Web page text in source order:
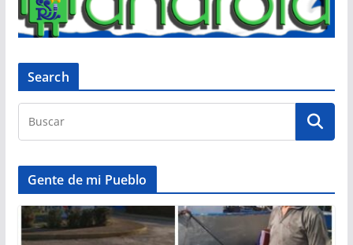
Search
Gente de mi Pueblo